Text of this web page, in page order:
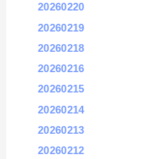
20260220
20260219
20260218
20260216
20260215
20260214
20260213
20260212